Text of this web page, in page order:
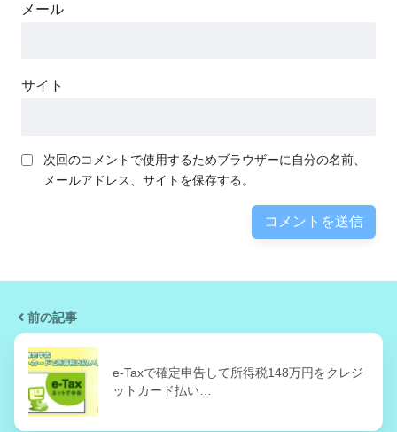
メール
サイト
次回のコメントで使用するためブラウザーに自分の名前、
メールアドレス、サイトを保存する。
前の記事
e-Taxで確定申告して所得税148万円をクレジ
ットカード払い…